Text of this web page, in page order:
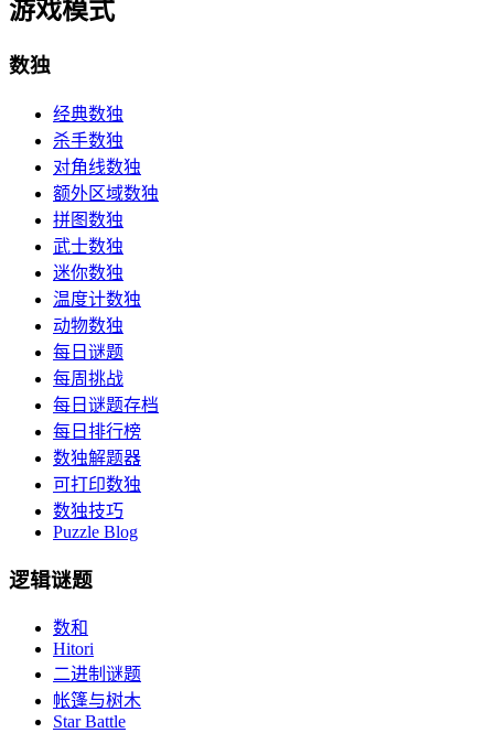
游戏模式
数独
经典数独
杀手数独
对角线数独
额外区域数独
拼图数独
武士数独
迷你数独
温度计数独
动物数独
每日谜题
每周挑战
每日谜题存档
每日排行榜
数独解题器
可打印数独
数独技巧
Puzzle Blog
逻辑谜题
数和
Hitori
二进制谜题
帐篷与树木
Star Battle